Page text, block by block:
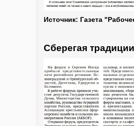
Источник: Газета
Сберегая традиции